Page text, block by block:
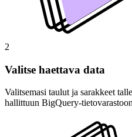
2
Valitse haettava data
Valitsemasi taulut ja sarakkeet
hallittuun BigQuery-